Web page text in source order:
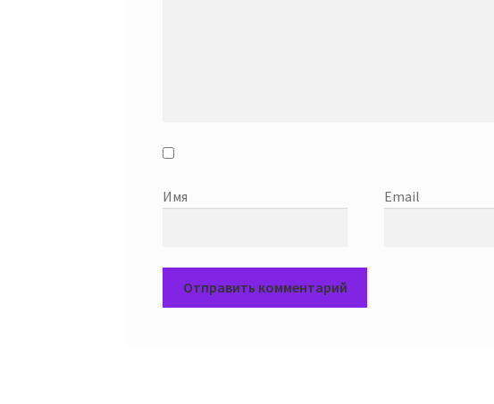
Имя Email